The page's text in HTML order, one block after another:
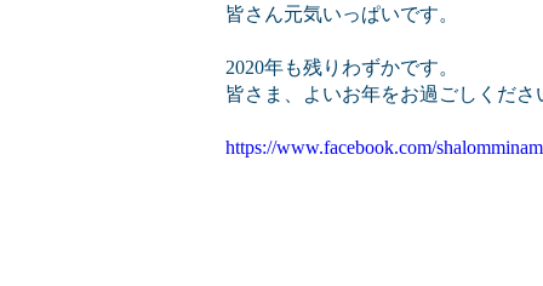
皆さん元気いっぱいです。
2020年も残りわずかです。
皆さま、よいお年をお過ごしくださ
https://www.facebook.com/